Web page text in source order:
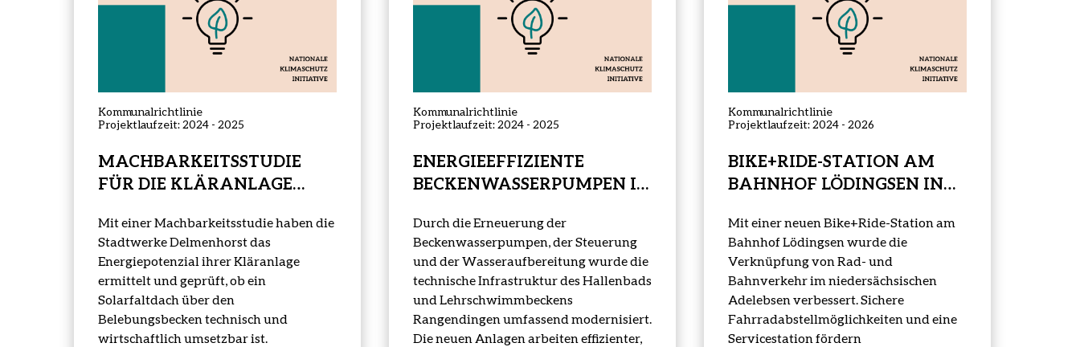
Kommunalrichtlinie
Projektlaufzeit: 2024 - 2025
MACHBARKEITSSTUDIE
FÜR DIE KLÄRANLAGE
Mit einer Machbarkeitsstudie haben die
Stadtwerke Delmenhorst das
Energiepotenzial ihrer Kläranlage
ermittelt und geprüft, ob ein
Solarfaltdach über den
Belebungsbecken technisch und
wirtschaftlich umsetzbar ist.
Kommunalrichtlinie
Projektlaufzeit: 2024 - 2025
ENERGIEEFFIZIENTE
BECKENWASSERPUMPEN IN
Durch die Erneuerung der
Beckenwasserpumpen, der Steuerung
und der Wasseraufbereitung wurde die
technische Infrastruktur des Hallenbads
und Lehrschwimmbeckens
Rangendingen umfassend modernisiert.
Die neuen Anlagen arbeiten effizienter,
Kommunalrichtlinie
Projektlaufzeit: 2024 - 2026
BIKE+RIDE-STATION AM
BAHNHOF LÖDINGSEN IN
Mit einer neuen Bike+Ride-Station am
Bahnhof Lödingsen wurde die
Verknüpfung von Rad- und
Bahnverkehr im niedersächsischen
Adelebsen verbessert. Sichere
Fahrradabstellmöglichkeiten und eine
Servicestation fördern